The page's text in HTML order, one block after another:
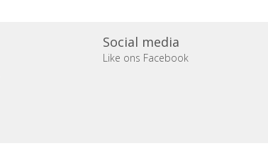
Social media
Like ons Facebook